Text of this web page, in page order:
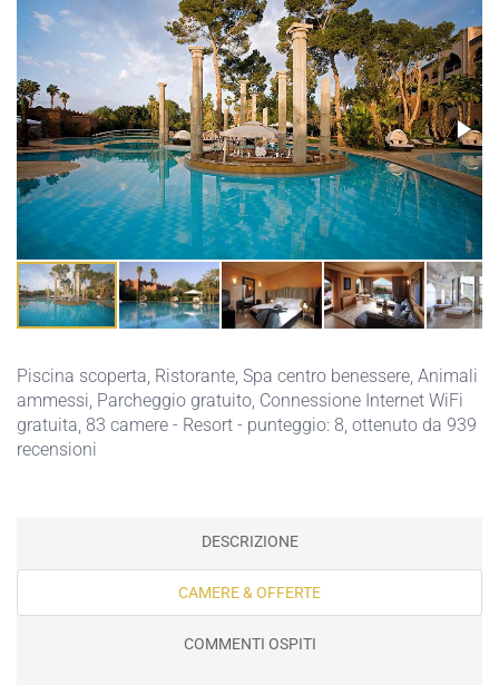
Piscina scoperta, Ristorante, Spa centro benessere, Animali
ammessi, Parcheggio gratuito, Connessione Internet WiFi
gratuita, 83 camere - Resort - punteggio: 8, ottenuto da 939
recensioni
DESCRIZIONE
CAMERE & OFFERTE
COMMENTI OSPITI